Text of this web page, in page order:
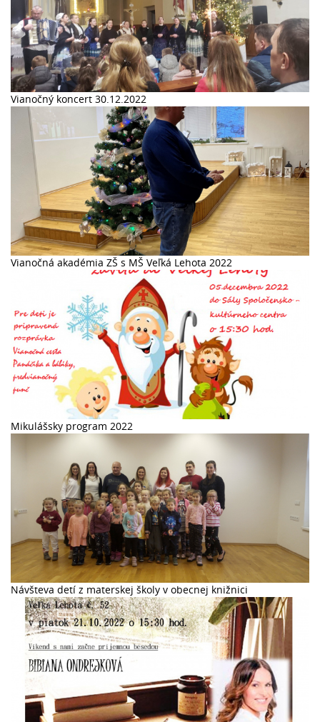
Vianočný koncert 30.12.2022
Vianočná akadémia ZŠ s MŠ Veľká Lehota 2022
Mikulášsky program 2022
Návšteva detí z materskej školy v obecnej knižnici